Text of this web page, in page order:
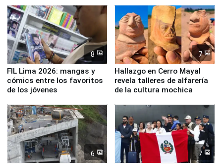
8
FIL Lima 2026: mangas y
cómics entre los favoritos
de los jóvenes
7
Hallazgo en Cerro Mayal
revela talleres de alfarería
de la cultura mochica
6 7